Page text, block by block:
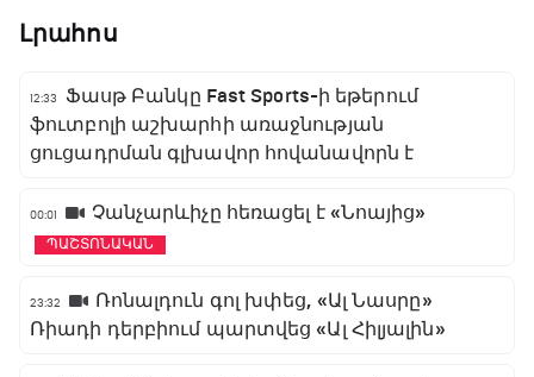
Լրահոս
12:33
Ֆասթ Բանկը Fast Sports-ի եթերում
ֆուտբոլի աշխարհի առաջնության
ցուցադրման գլխավոր հովանավորն է
00:01 Չանչարևիչը հեռացել է «Նոայից»
ՊԱՇՏՈՆԱԿԱՆ
23:32
Ռոնալդուն գոլ խփեց, «Ալ Նասրը»
Ռիադի դերբիում պարտվեց «Ալ Հիլյալին»